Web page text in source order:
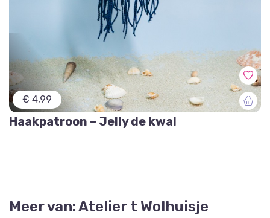
€ 4,99
Haakpatroon – Jelly de kwal
Meer van: Atelier t Wolhuisje